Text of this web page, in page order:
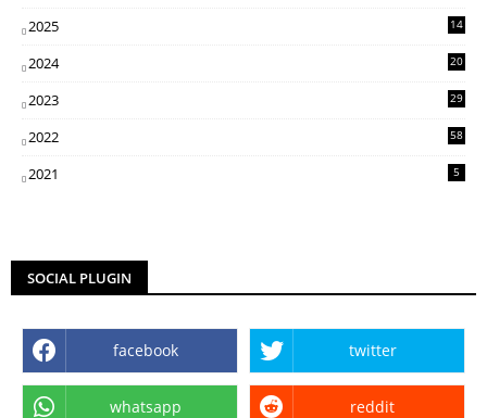
2025
14
2024
20
2023
29
2022
58
2021 5
SOCIAL PLUGIN
facebook twitter
whatsapp reddit